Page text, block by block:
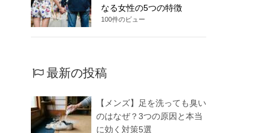
なる女性の5つの特徴
100件のビュー
最新の投稿
【メンズ】足を洗っても臭い
のはなぜ？3つの原因と本当
に効く対策5選